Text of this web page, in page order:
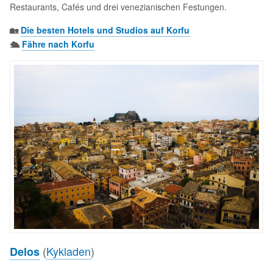
Restaurants, Cafés und drei venezianischen Festungen.
🏡 Die besten Hotels und Studios auf Korfu
🛳️ Fähre nach Korfu
Delos (Kykladen)